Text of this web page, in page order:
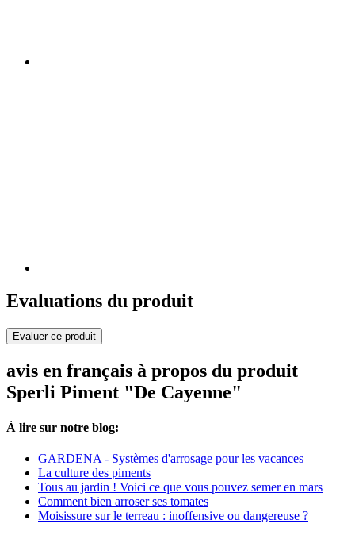
Evaluations du produit
Evaluer ce produit
avis en français à propos du produit
Sperli Piment "De Cayenne"
À lire sur notre blog:
GARDENA - Systèmes d'arrosage pour les vacances
La culture des piments
Tous au jardin ! Voici ce que vous pouvez semer en mars
Comment bien arroser ses tomates
Moisissure sur le terreau : inoffensive ou dangereuse ?